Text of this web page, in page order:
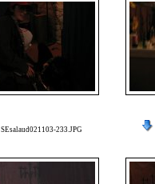
SEsalaud021103-233.JPG